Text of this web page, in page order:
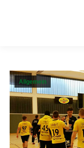
Allgemein